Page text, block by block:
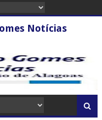
Notícias